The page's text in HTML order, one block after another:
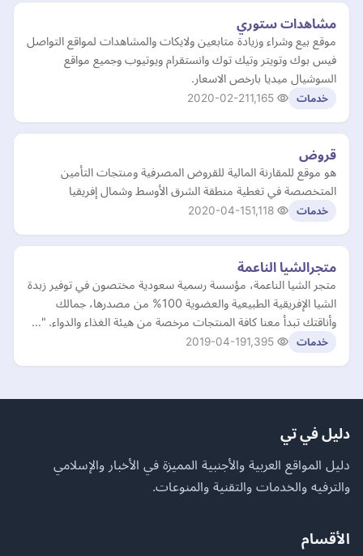
مشاهدات ستوري
موقع بيع وشراء وزيادة متابعين ولايكات والمشاهدات لمواقع التواصل
فيس بوك وتويتر وتيك توك وانستقرام ويوتيوب وجميع مواقع
السوشيال ميديا بارخص الاسعار.
خدمات 2020-02-21
قروض
هو موقع للمقارنة المالية للقروض المصرفية ومنتجات التأمين
المتخصصة في تغطية منطقة الشرق الأوسط وشمال إفريقيا
خدمات 2020-04-15
متجرالشيا الناعمة
متجر الشيا الناعمة، مؤسسة رسمية سعودية مختصون في توفير زبدة
الشيا الإفريقية الطبيعية والعضوية 100% من مصدرها، جمالك
وأناقتك تبدأ معنا كافة المنتجات مرخصة من هيئة الغذاء والدواء. "…
خدمات 2019-04-19
دليل في تي
دليل المواقع العربية والأجنبية المميزة في الأخبار والإسلامي
والترفيه والخدمات والتقنية والمنوعات.
الأقسام